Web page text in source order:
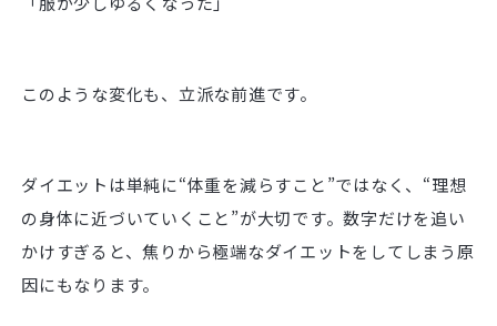
このような変化も、立派な前進です。
ダイエットは単純に“体重を減らすこと”ではなく、“理想
の身体に近づいていくこと”が大切です。数字だけを追い
かけすぎると、焦りから極端なダイエットをしてしまう原
因にもなります。